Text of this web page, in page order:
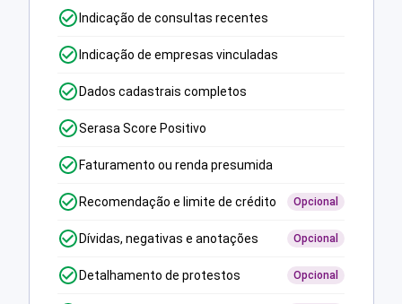
Indicação de consultas recentes
Indicação de empresas vinculadas
Dados cadastrais completos
Serasa Score Positivo
Faturamento ou renda presumida
Recomendação e limite de crédito Opcional
Dívidas, negativas e anotações Opcional
Detalhamento de protestos Opcional